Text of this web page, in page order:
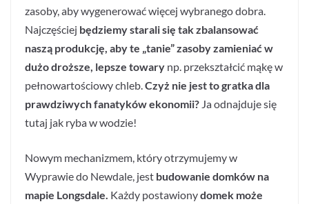
zasoby, aby wygenerować więcej wybranego dobra.
Najczęściej będziemy starali się tak zbalansować
naszą produkcję, aby te „tanie” zasoby zamieniać w
dużo droższe, lepsze towary np. przekształcić mąkę w
pełnowartościowy chleb.Czyż nie jest to gratka dla
prawdziwych fanatyków ekonomii? Ja odnajduje się
tutaj jak ryba w wodzie!
Nowym mechanizmem, który otrzymujemy w
Wyprawie do Newdale, jest budowanie domków na
mapie Longsdale. Każdy postawionydomek może